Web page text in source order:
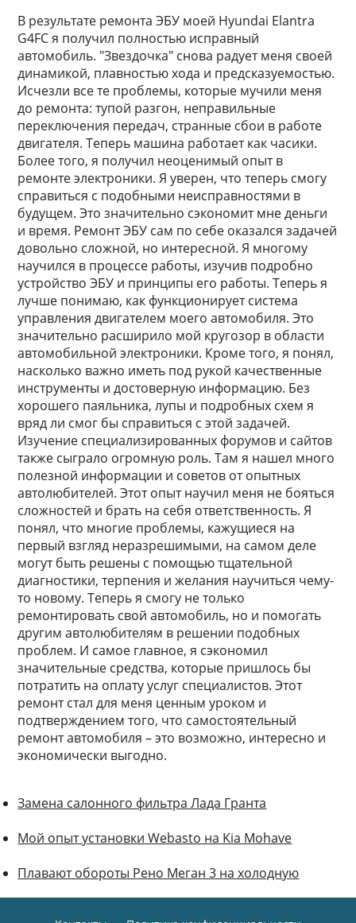
В результате ремонта ЭБУ моей Hyundai Elantra
G4FC я получил полностью исправный
автомобиль. "Звездочка" снова радует меня своей
динамикой, плавностью хода и предсказуемостью.
Исчезли все те проблемы, которые мучили меня
до ремонта: тупой разгон, неправильные
переключения передач, странные сбои в работе
двигателя. Теперь машина работает как часики.
Более того, я получил неоценимый опыт в
ремонте электроники. Я уверен, что теперь смогу
справиться с подобными неисправностями в
будущем. Это значительно сэкономит мне деньги
и время. Ремонт ЭБУ сам по себе оказался задачей
довольно сложной, но интересной. Я многому
научился в процессе работы, изучив подробно
устройство ЭБУ и принципы его работы. Теперь я
лучше понимаю, как функционирует система
управления двигателем моего автомобиля. Это
значительно расширило мой кругозор в области
автомобильной электроники. Кроме того, я понял,
насколько важно иметь под рукой качественные
инструменты и достоверную информацию. Без
хорошего паяльника, лупы и подробных схем я
вряд ли смог бы справиться с этой задачей.
Изучение специализированных форумов и сайтов
также сыграло огромную роль. Там я нашел много
полезной информации и советов от опытных
автолюбителей. Этот опыт научил меня не бояться
сложностей и брать на себя ответственность. Я
понял, что многие проблемы, кажущиеся на
первый взгляд неразрешимыми, на самом деле
могут быть решены с помощью тщательной
диагностики, терпения и желания научиться чему-
то новому. Теперь я смогу не только
ремонтировать свой автомобиль, но и помогать
другим автолюбителям в решении подобных
проблем. И самое главное, я сэкономил
значительные средства, которые пришлось бы
потратить на оплату услуг специалистов. Этот
ремонт стал для меня ценным уроком и
подтверждением того, что самостоятельный
ремонт автомобиля – это возможно, интересно и
экономически выгодно.
Замена салонного фильтра Лада Гранта
Мой опыт установки Webasto на Kia Mohave
Плавают обороты Рено Меган 3 на холодную